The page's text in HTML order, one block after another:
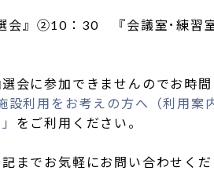
会』②10：30 『会議室･練習室
に参加できませんのでお時間
設利用をお考えの方へ（利用案
をご利用ください。
までお気軽にお問い合わせくだ